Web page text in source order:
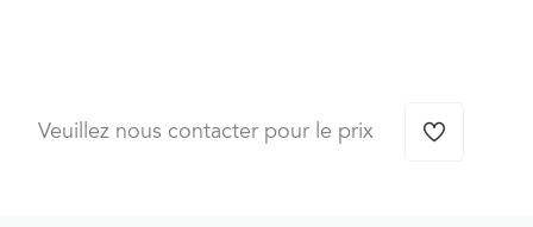
Veuillez nous contacter pour le prix